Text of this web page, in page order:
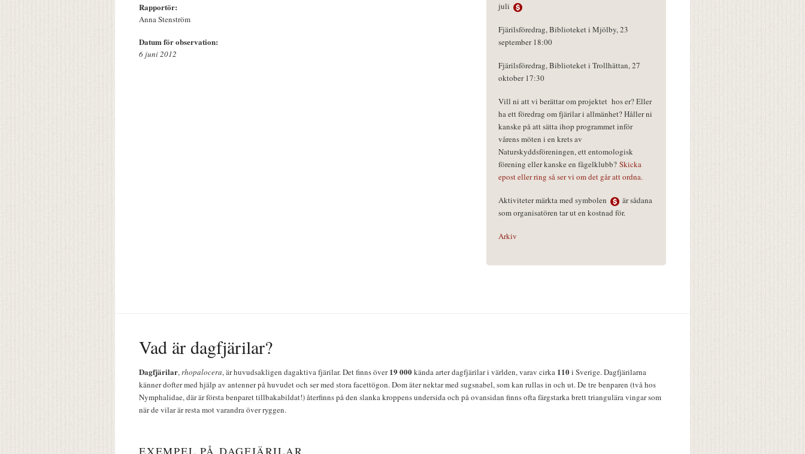
Rapportör:
Anna Stenström
Datum för observation:
6 juni 2012
juli
Fjärilsföredrag, Biblioteket i Mjölby, 23
september 18:00
Fjärilsföredrag, Biblioteket i Trollhättan, 27
oktober 17:30
Vill ni att vi berättar om projektet hos er? Eller
ha ett föredrag om fjärilar i allmänhet? Håller ni
kanske på att sätta ihop programmet inför
vårens möten i en krets av
Naturskyddsföreningen, ett entomologisk
förening eller kanske en fågelklubb? Skicka
epost eller ring så ser vi om det går att ordna.
Aktiviteter märkta med symbolen
är sådana
som organisatören tar ut en kostnad för.
Arkiv
Vad är dagfjärilar?
Dagfjärilar,rhopalocera, är huvudsakligen dagaktiva fjärilar. Det finns över19 000kända arter dagfjärilar i världen, varav cirka 110i Sverige. Dagfjärilarna
känner dofter med hjälp av antenner på huvudet och ser med stora facettögon. Dom äter nektar med sugsnabel, som kan rullas in och ut. De tre benparen (två hos
Nymphalidae, där är första benparet tillbakabildat!) återfinns på den slanka kroppens undersida och på ovansidan finns ofta färgstarka brett triangulära vingar som
när de vilar är resta mot varandra över ryggen.
EXEMPEL PÅ DAGFJÄRILAR